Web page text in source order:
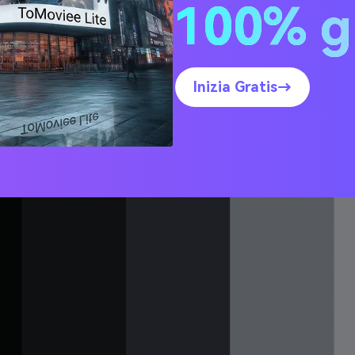
(con codici HEX)
di Mezzanotte
100%
Inizia Gratis→